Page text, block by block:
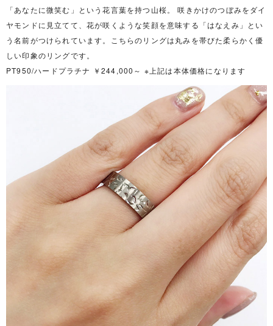
「あなたに微笑む」という花言葉を持つ山桜。 咲きかけのつぼみをダイ
ヤモンドに見立てて、花が咲くような笑顔を意味する「はなえみ」とい
う名前がつけられています。こちらのリングは丸みを帯びた柔らかく優
しい印象のリングです。
PT950/ハードプラチナ ￥244,000～ ※上記は本体価格になります